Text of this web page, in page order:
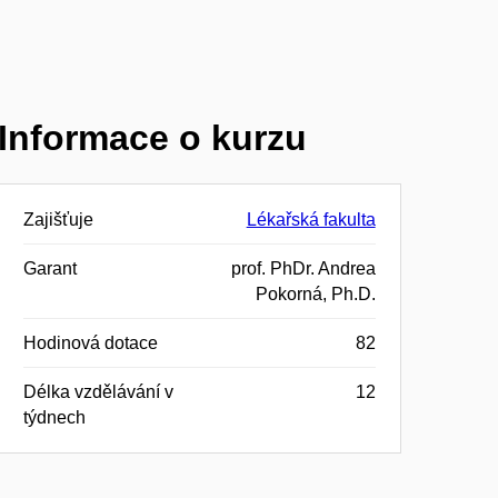
o kurzu
Zajišťuje Lékařská fakulta
Garant
prof. PhDr. Andrea
Pokorná, Ph.D.
Hodinová dotace 82
Délka vzdělávání v
týdnech
12